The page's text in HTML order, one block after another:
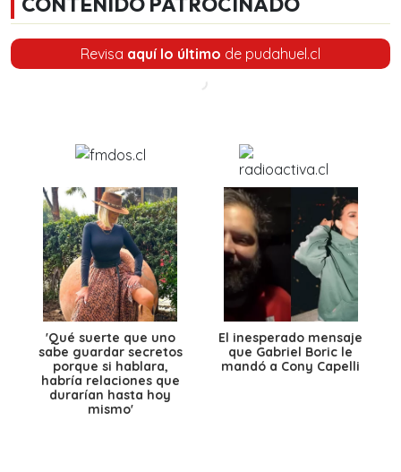
Revisa aquí lo último de pudahuel.cl
'Qué suerte que uno
sabe guardar secretos
porque si hablara,
habría relaciones que
durarían hasta hoy
mismo'
El inesperado mensaje
que Gabriel Boric le
mandó a Cony Capelli